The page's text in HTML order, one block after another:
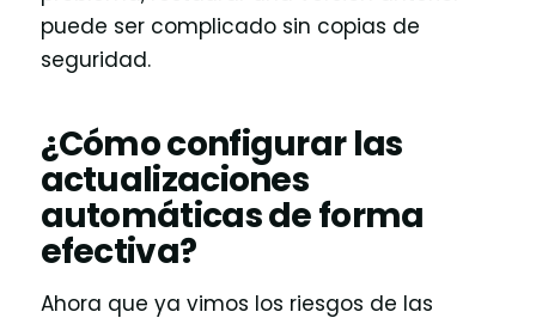
puede ser complicado sin copias de
seguridad.
¿Cómo configurar las
actualizaciones
automáticas de forma
efectiva?
Ahora que ya vimos los riesgos de las